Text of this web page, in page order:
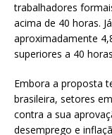
trabalhadores
acima de 40 horas.
aproximadamente
superiores a 40
Embora a proposta
brasileira, setores
contra a sua
desemprego e